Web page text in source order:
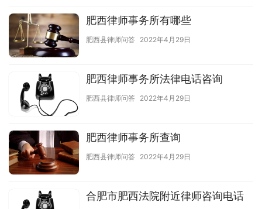
肥西律师事务所有哪些
肥西县律师问答 2022年4月29日
肥西律师事务所法律电话咨询
肥西县律师问答 2022年4月29日
肥西律师事务所查询
肥西县律师问答 2022年4月29日
合肥市肥西法院附近律师咨询电话